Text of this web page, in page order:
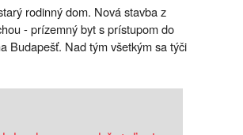
rodinný dom. Nová stavba z
- prízemný byt s prístupom do
Budapešť. Nad tým všetkým sa týči